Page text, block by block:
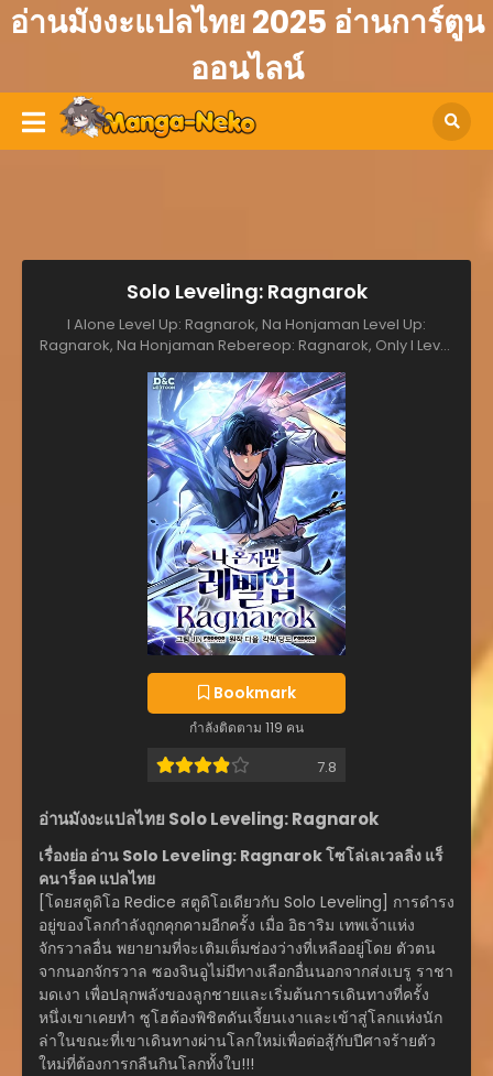
อ่านมังงะแปลไทย 2025 อ่านการ์ตูน
ออนไลน์
Solo Leveling: Ragnarok
I Alone Level Up: Ragnarok, Na Honjaman Level Up:
Ragnarok, Na Honjaman Rebereop: Ragnarok, Only I Level
Leveling : Ragnarok, Поднятие уровня в одиночку: Рагнарёк,
俺だけレベルアップな件〜ラグナロク〜, 我独自升级 ：诸神黄昏,
我独自升级：诸神黄昏, 나 혼자만 레벨업 : 라그나로크
Bookmark
กำลังติดตาม 119 คน
7.8
อ่านมังงะแปลไทย Solo Leveling: Ragnarok
เรื่องย่อ อ่าน Solo Leveling: Ragnarok โซโล่เลเวลลิ่ง แร็
คนาร็อค แปลไทย
[โดยสตูดิโอ Redice สตูดิโอเดียวกับ Solo Leveling] การดำรง
อยู่ของโลกกำลังถูกคุกคามอีกครั้ง เมื่อ อิธาริม เทพเจ้าแห่ง
จักรวาลอื่น พยายามที่จะเติมเต็มช่องว่างที่เหลืออยู่โดย ตัวตน
จากนอกจักรวาล ซองจินอูไม่มีทางเลือกอื่นนอกจากส่งเบรู ราชา
มดเงา เพื่อปลุกพลังของลูกชายและเริ่มต้นการเดินทางที่ครั้ง
หนึ่งเขาเคยทำ ซูโฮต้องพิชิตดันเจี้ยนเงาและเข้าสู่โลกแห่งนัก
ล่าในขณะที่เขาเดินทางผ่านโลกใหม่เพื่อต่อสู้กับปีศาจร้ายตัว
ใหม่ที่ต้องการกลืนกินโลกทั้งใบ!!!